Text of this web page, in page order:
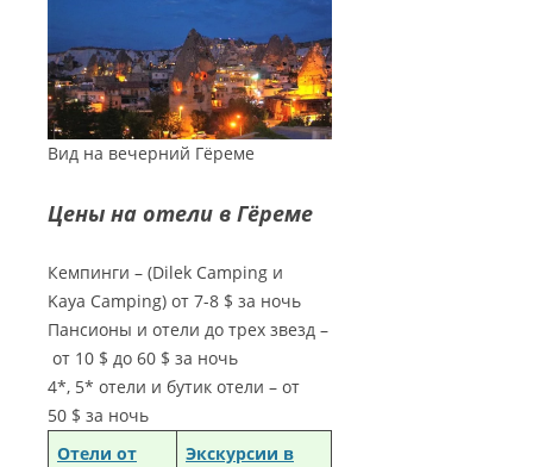
Вид на вечерний Гёреме
Цены на отели в Гёреме
Кемпинги – (Dilek Camping и
Kaya Camping) от 7-8 $ за ночь
Пансионы и отели до трех звезд –
от 10 $ до 60 $ за ночь
4*, 5* отели и бутик отели – от
50 $ за ночь
Отели от
Экскурсии в